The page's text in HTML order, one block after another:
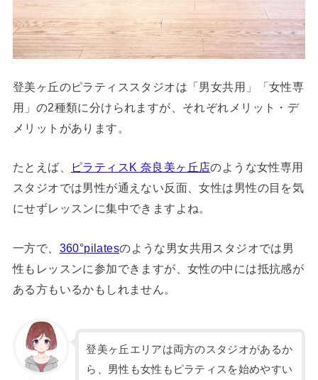
登美ヶ丘のピラティススタジオは「男女共用」「女性専
用」の2種類に分けられますが、それぞれメリット・デ
メリットがあります。
たとえば、 ピラティスK 奈良美ヶ丘店のような女性専用
スタジオでは男性が通えない反面、女性は男性の目を気
にせずレッスンに集中できますよね。
一方で、 360°pilatesのような男女共用スタジオでは男
性もレッスンに参加できますが、女性の中には抵抗感が
ある方もいるかもしれません。
登美ヶ丘エリアは両方のスタジオがあるか
ら、男性も女性もピラティスを始めやすい